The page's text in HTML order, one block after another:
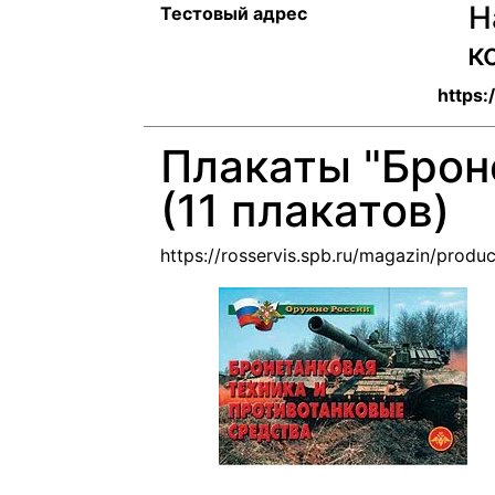
Тестовый адрес
Плакаты
(11 плакатов)
https://rosservis.spb.ru/magazin/